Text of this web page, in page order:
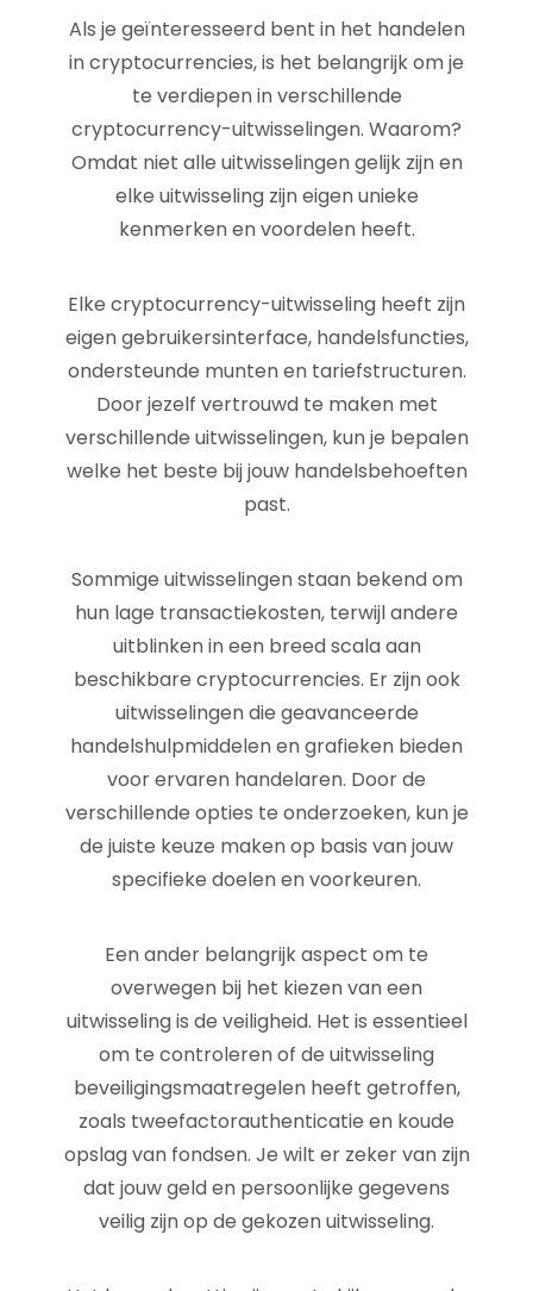
Als je geïnteresseerd bent in het handelen
in cryptocurrencies, is het belangrijk om je
te verdiepen in verschillende
cryptocurrency-uitwisselingen. Waarom?
Omdat niet alle uitwisselingen gelijk zijn en
elke uitwisseling zijn eigen unieke
kenmerken en voordelen heeft.
Elke cryptocurrency-uitwisseling heeft zijn
eigen gebruikersinterface, handelsfuncties,
ondersteunde munten en tariefstructuren.
Door jezelf vertrouwd te maken met
verschillende uitwisselingen, kun je bepalen
welke het beste bij jouw handelsbehoeften
past.
Sommige uitwisselingen staan bekend om
hun lage transactiekosten, terwijl andere
uitblinken in een breed scala aan
beschikbare cryptocurrencies. Er zijn ook
uitwisselingen die geavanceerde
handelshulpmiddelen en grafieken bieden
voor ervaren handelaren. Door de
verschillende opties te onderzoeken, kun je
de juiste keuze maken op basis van jouw
specifieke doelen en voorkeuren.
Een ander belangrijk aspect om te
overwegen bij het kiezen van een
uitwisseling is de veiligheid. Het is essentieel
om te controleren of de uitwisseling
beveiligingsmaatregelen heeft getroffen,
zoals tweefactorauthenticatie en koude
opslag van fondsen. Je wilt er zeker van zijn
dat jouw geld en persoonlijke gegevens
veilig zijn op de gekozen uitwisseling.